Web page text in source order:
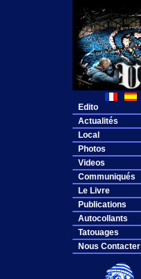
Edito
Actualités
Local
Photos
Videos
Communiqués
Le Livre
Publications
Autocollants
Tatouages
Nous Contacter